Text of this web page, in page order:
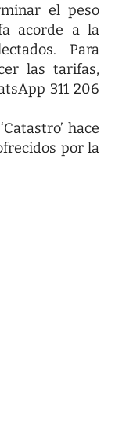
el peso
acorde a la
Para
las tarifas,
311 206
hace
por la